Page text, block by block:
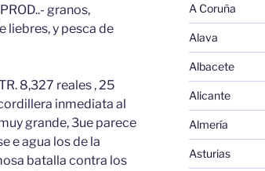
granos,
liebres, y pesca de
8,327 reales , 25
inmediata al
grande, 3ue parece
e agua los de la
batalla contra los
A Coruña
Alava
Albacete
Alicante
Almería
Asturias